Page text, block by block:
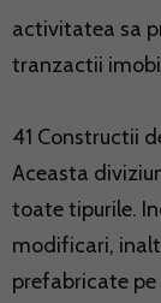
activitatea sa
tranzactii
41 Constructii
Aceasta
toate tipurile.
modificari,
prefabricate